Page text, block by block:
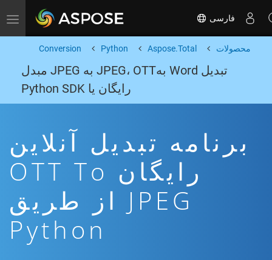
Toggle navigation فارسی
محصولات Aspose.Total
Python
Conversion
تبدیل Word بهJPEG، OTT به JPEG مبدل
رایگان یا Python SDK
برنامه تبدیل آنلاین
رایگان OTT To
JPEG از طریق
Python